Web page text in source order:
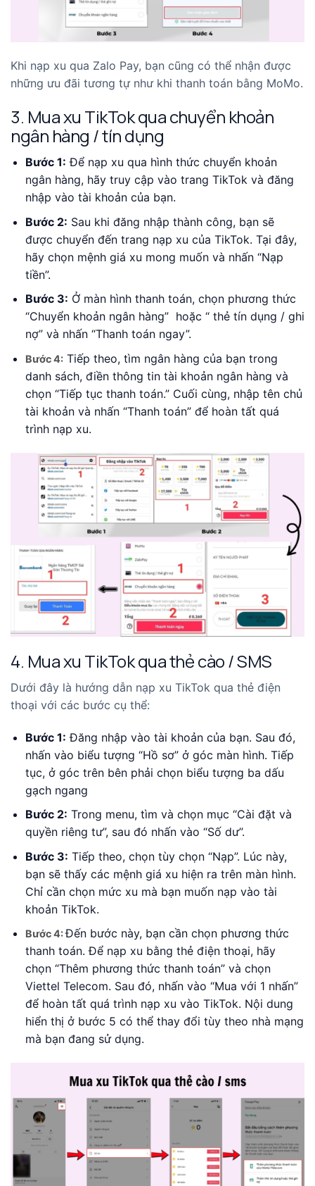
Khi nạp xu qua Zalo Pay, bạn cũng có thể nhận được
những ưu đãi tương tự như khi thanh toán bằng MoMo.
3. Mua xu TikTok qua chuyển khoản
ngân hàng / tín dụng
Bước 1: Để nạp xu qua hình thức chuyển khoản
ngân hàng, hãy truy cập vào trang TikTok và đăng
nhập vào tài khoản của bạn.
Bước 2: Sau khi đăng nhập thành công, bạn sẽ
được chuyển đến trang nạp xu của TikTok. Tại đây,
hãy chọn mệnh giá xu mong muốn và nhấn “Nạp
tiền”.
Bước 3: Ở màn hình thanh toán, chọn phương thức
“Chuyển khoản ngân hàng” hoặc “ thẻ tín dụng / ghi
nợ” và nhấn “Thanh toán ngay”.
Bước 4:Tiếp theo, tìm ngân hàng của bạn trong
danh sách, điền thông tin tài khoản ngân hàng và
chọn “Tiếp tục thanh toán.” Cuối cùng, nhập tên chủ
tài khoản và nhấn “Thanh toán” để hoàn tất quá
trình nạp xu.
4. Mua xu TikTok qua thẻ cào / SMS
Dưới đây là hướng dẫn nạp xu TikTok qua thẻ điện
thoại với các bước cụ thể:
Bước 1: Đăng nhập vào tài khoản của bạn. Sau đó,
nhấn vào biểu tượng “Hồ sơ” ở góc màn hình. Tiếp
tục, ở góc trên bên phải chọn biểu tượng ba dấu
gạch ngang
Bước 2: Trong menu, tìm và chọn mục “Cài đặt và
quyền riêng tư”, sau đó nhấn vào “Số dư”.
Bước 3: Tiếp theo, chọn tùy chọn “Nạp”. Lúc này,
bạn sẽ thấy các mệnh giá xu hiện ra trên màn hình.
Chỉ cần chọn mức xu mà bạn muốn nạp vào tài
khoản TikTok.
Bước 4:Đến bước này, bạn cần chọn phương thức
thanh toán. Để nạp xu bằng thẻ điện thoại, hãy
chọn “Thêm phương thức thanh toán” và chọn
Viettel Telecom. Sau đó, nhấn vào “Mua với 1 nhấn”
để hoàn tất quá trình nạp xu vào TikTok. Nội dung
hiển thị ở bước 5 có thể thay đổi tùy theo nhà mạng
mà bạn đang sử dụng.